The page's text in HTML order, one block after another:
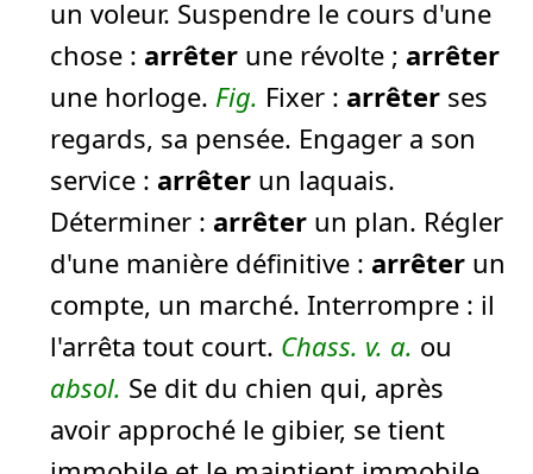
un voleur. Suspendre le cours d'une
chose : arrêter une révolte ; arrêter
une horloge. Fig. Fixer : arrêter ses
regards, sa pensée. Engager a son
service : arrêter un laquais.
Déterminer : arrêter un plan. Régler
d'une manière définitive : arrêter un
compte, un marché. Interrompre : il
l'arrêta tout court. Chass. v. a. ou
absol. Se dit du chien qui, après
avoir approché le gibier, se tient